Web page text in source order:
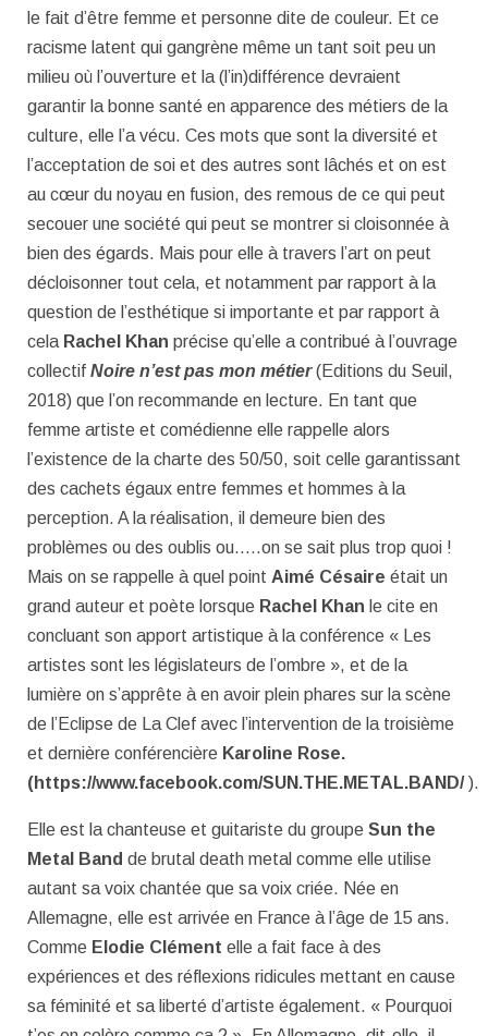
le fait d’être femme et personne dite de couleur. Et ce
racisme latent qui gangrène même un tant soit peu un
milieu où l’ouverture et la (l’in)différence devraient
garantir la bonne santé en apparence des métiers de la
culture, elle l’a vécu. Ces mots que sont la diversité et
l’acceptation de soi et des autres sont lâchés et on est
au cœur du noyau en fusion, des remous de ce qui peut
secouer une société qui peut se montrer si cloisonnée à
bien des égards. Mais pour elle à travers l’art on peut
décloisonner tout cela, et notamment par rapport à la
question de l’esthétique si importante et par rapport à
cela Rachel Khan précise qu’elle a contribué à l’ouvrage
collectif Noire n’est pas mon métier(Editions du Seuil,
2018) que l’on recommande en lecture. En tant que
femme artiste et comédienne elle rappelle alors
l’existence de la charte des 50/50, soit celle garantissant
des cachets égaux entre femmes et hommes à la
perception. A la réalisation, il demeure bien des
problèmes ou des oublis ou…..on se sait plus trop quoi !
Mais on se rappelle à quel point Aimé Césaire était un
grand auteur et poète lorsque Rachel Khan le cite en
concluant son apport artistique à la conférence « Les
artistes sont les législateurs de l’ombre », et de la
lumière on s’apprête à en avoir plein phares sur la scène
de l’Eclipse de La Clef avec l’intervention de la troisième
et dernière conférencière Karoline Rose.
(https://www.facebook.com/SUN.THE.METAL.BAND/).
Elle est la chanteuse et guitariste du groupe Sun the
Metal Band de brutal death metal comme elle utilise
autant sa voix chantée que sa voix criée. Née en
Allemagne, elle est arrivée en France à l’âge de 15 ans.
Comme Elodie Clément elle a fait face à des
expériences et des réflexions ridicules mettant en cause
sa féminité et sa liberté d’artiste également. « Pourquoi